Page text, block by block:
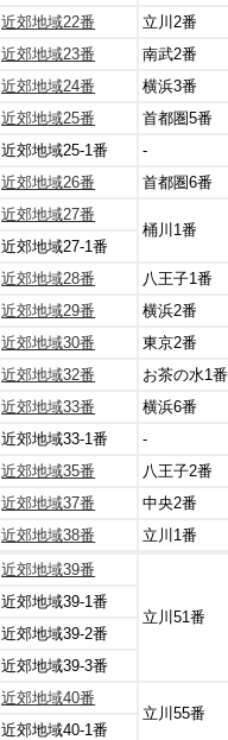
近郊地域22番
立川2番
近郊地域23番
南武2番
近郊地域24番
横浜3番
近郊地域25番
首都圏5番
近郊地域25-1番
-
近郊地域26番
首都圏6番
近郊地域27番
桶川1番
近郊地域27-1番
近郊地域28番
八王子1番
近郊地域29番
横浜2番
近郊地域30番
東京2番
近郊地域32番
お茶の水1番
近郊地域33番
横浜6番
近郊地域33-1番
-
近郊地域35番
八王子2番
近郊地域37番
中央2番
近郊地域38番
立川1番
近郊地域39番
立川51番
近郊地域39-1番
近郊地域39-2番
近郊地域39-3番
近郊地域40番
立川55番
近郊地域40-1番